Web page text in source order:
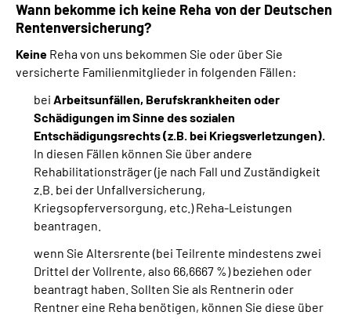
Wann bekomme ich keine Reha von der Deutschen
Rentenversicherung?
Keine Reha von uns bekommen Sie oder über Sie
versicherte Familienmitglieder in folgenden Fällen:
bei Arbeitsunfällen, Berufskrankheiten oder
Schädigungen im Sinne des sozialen
Entschädigungsrechts (z.B. bei Kriegsverletzungen).
In diesen Fällen können Sie über andere
Rehabilitationsträger (je nach Fall und Zuständigkeit
z.B. bei der Unfallversicherung,
Kriegsopferversorgung, etc.) Reha-Leistungen
beantragen.
wenn Sie Altersrente (bei Teilrente mindestens zwei
Drittel der Vollrente, also 66,6667 %) beziehen oder
beantragt haben. Sollten Sie als Rentnerin oder
Rentner eine Reha benötigen, können Sie diese über